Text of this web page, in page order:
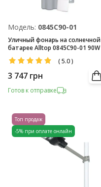
Модель: 0845C90-01
Уличный фонарь на солнечной
батарее Alltop 0845C90-01 90W
(5.0)
3 747 грн
Готов к отправке
Топ продаж
-5% при оплате онлайн